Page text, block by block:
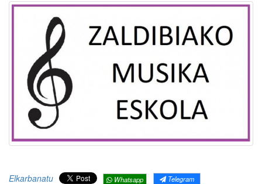
Elkarbanatu Whatsapp Telegram